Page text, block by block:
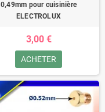
0,49mm pour cuisinière
ELECTROLUX
3,00 €
ACHETER